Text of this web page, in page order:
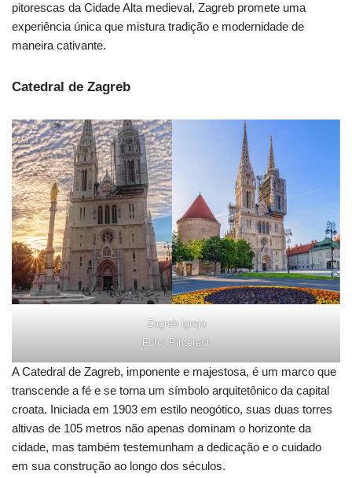
pitorescas da Cidade Alta medieval, Zagreb promete uma
experiência única que mistura tradição e modernidade de
maneira cativante.
Catedral de Zagreb
Zagreb igreja
Foto: Pinterest
A Catedral de Zagreb, imponente e majestosa, é um marco que
transcende a fé e se torna um símbolo arquitetônico da capital
croata. Iniciada em 1903 em estilo neogótico, suas duas torres
altivas de 105 metros não apenas dominam o horizonte da
cidade, mas também testemunham a dedicação e o cuidado
em sua construção ao longo dos séculos.